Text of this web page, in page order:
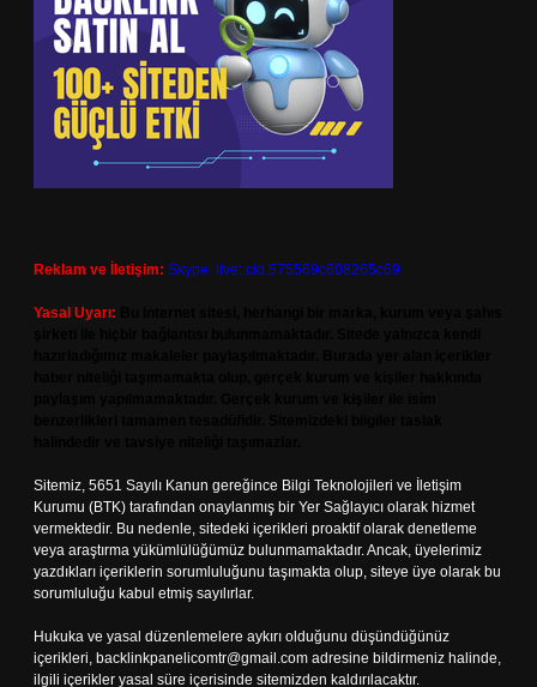
Reklam ve İletişim: Skype: live:.cid.575569c608265c69
Yasal Uyarı:
Sitemiz, 5651 Sayılı Kanun gereğince Bilgi Teknolojileri ve İletişim
Kurumu (BTK) tarafından onaylanmış bir Yer Sağlayıcı olarak hizmet
vermektedir. Bu nedenle, sitedeki içerikleri proaktif olarak denetleme
veya araştırma yükümlülüğümüz bulunmamaktadır. Ancak, üyelerimiz
yazdıkları içeriklerin sorumluluğunu taşımakta olup, siteye üye olarak bu
sorumluluğu kabul etmiş sayılırlar.
Hukuka ve yasal düzenlemelere aykırı olduğunu düşündüğünüz
içerikleri, backlinkpanelicomtr@gmail.com adresine bildirmeniz halinde,
ilgili içerikler yasal süre içerisinde sitemizden kaldırılacaktır.